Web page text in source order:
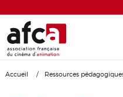
Accueil / Ressources